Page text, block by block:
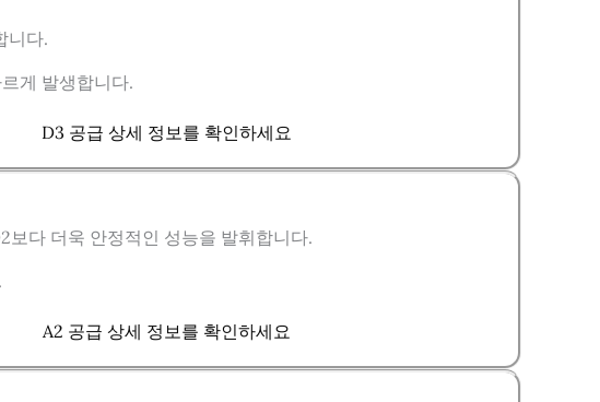
니다.
게 발생합니다.
D3 공급 상세 정보를 확인하세요
다 더욱 안정적인 성능을 발휘합니다.
A2 공급 상세 정보를 확인하세요